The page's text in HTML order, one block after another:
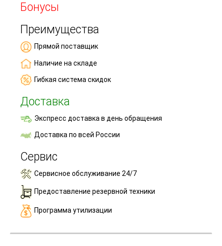
Бонусы
Преимущества
Прямой поставщик
Наличие на складе
Гибкая система скидок
Доставка
Экспресс доставка в день обращения
Доставка по всей России
Сервис
Сервисное обслуживание 24/7
Предоставление резервной техники
Программа утилизации